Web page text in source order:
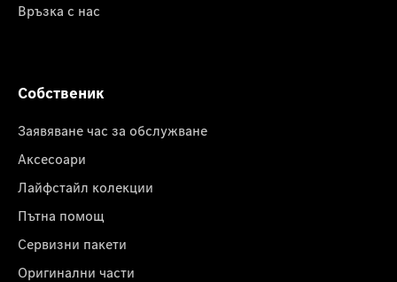
Връзка с нас
Собственик
Заявяване час за обслужване
Аксесоари
Лайфстайл колекции
Пътна помощ
Сервизни пакети
Оригинални части